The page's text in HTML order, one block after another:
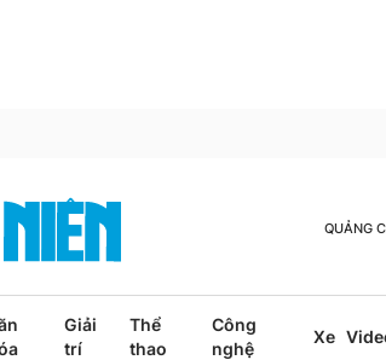
QUẢNG
Giải
trí
Thể
thao
Công
nghệ
Xe